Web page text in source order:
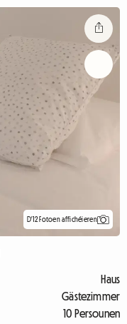
D'12 Fotoen affichéieren
Haus
Gästezimmer
10 Persounen